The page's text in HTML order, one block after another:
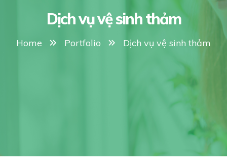
Dịch vụ vệ sinh thảm
Home Portfolio Dịch vụ vệ sinh thảm